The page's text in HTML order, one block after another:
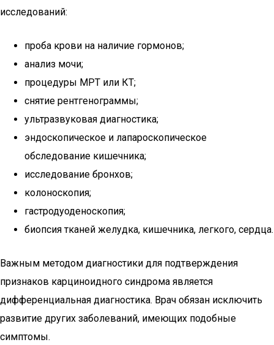
исследований:
проба крови на наличие гормонов;
анализ мочи;
процедуры МРТ или КТ;
снятие рентгенограммы;
ультразвуковая диагностика;
эндоскопическое и лапароскопическое
обследование кишечника;
исследование бронхов;
колоноскопия;
гастродуоденоскопия;
биопсия тканей желудка, кишечника, легкого, сердца.
Важным методом диагностики для подтверждения
признаков карциноидного синдрома является
дифференциальная диагностика. Врач обязан исключить
развитие других заболеваний, имеющих подобные
симптомы.